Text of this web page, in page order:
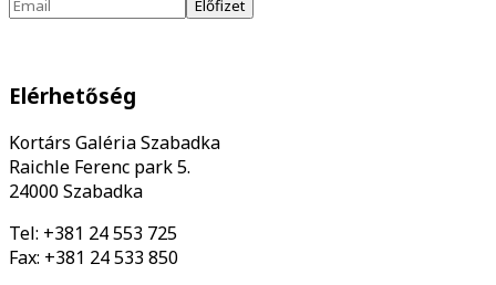
Elérhetőség
Kortárs Galéria Szabadka
Raichle Ferenc park 5.
24000 Szabadka
Tel: +381 24 553 725
Fax: +381 24 533 850